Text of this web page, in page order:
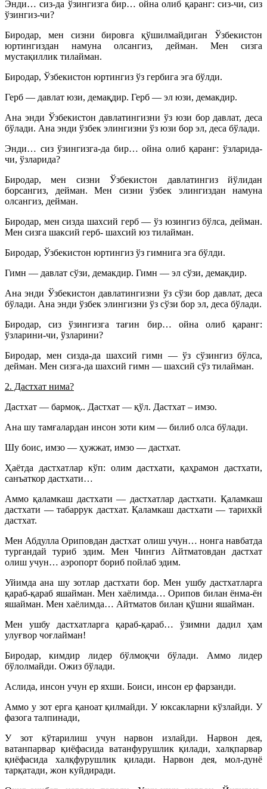
Энди… сиз-да ўзингизга бир… ойна олиб қаранг: сиз-чи, сиз
ўзингиз-чи?
Биродар, мен сизни бировга қўшилмайдиган Ўзбекистон
юртингиздан намуна олсангиз, дейман. Мен сизга
мустақиллик тилайман.
Биродар, Ўзбекистон юртингиз ўз гербига эга бўлди.
Герб — давлат юзи, демақдир. Герб — эл юзи, демакдир.
Ана энди Ўзбекистон давлатингизни ўз юзи бор давлат, деса
бўлади. Ана энди ўзбек элингизни ўз юзи бор эл, деса бўлади.
Энди… сиз ўзингизга-да бир… ойна олиб қаранг: ўзларида-
чи, ўзларида?
Биродар, мен сизни Ўзбекистон давлатингиз йўлидан
борсангиз, дейман. Мен сизни ўзбек элингиздан намуна
олсангиз, дейман.
Биродар, мен сизда шахсий герб — ўз юзингиз бўлса, дейман.
Мен сизга шаксий герб- шахсий юз тилайман.
Биродар, Ўзбекистон юртингиз ўз гимнига эга бўлди.
Гимн — давлат сўзи, демакдир. Гимн — эл сўзи, демакдир.
Ана энди Ўзбекистон давлатингизни ўз сўзи бор давлат, деса
бўлади. Ана энди ўзбек элингизни ўз сўзи бор эл, деса бўлади.
Биродар, сиз ўзингизга тағин бир… ойна олиб қаранг:
ўзларини-чи, ўзларини?
Биродар, мен сизда-да шахсий гимн — ўз сўзингиз бўлса,
дейман. Мен сизга-да шахсий гимн — шахсий сўз тилайман.
2. Дастхат нима?
Дастхат — бармоқ.. Дастхат — қўл. Дастхат – имзо.
Ана шу тамғалардан инсон зоти ким — билиб олса бўлади.
Шу боис, имзо — ҳужжат, имзо — дастхат.
Ҳаётда дастхатлар кўп: олим дастхати, қаҳрамон дастхати,
санъаткор дастхати…
Аммо қаламкаш дастхати — дастхатлар дастхати. Қаламкаш
дастхати — табаррук дастхат. Қаламкаш дастхати — тарихкй
дастхат.
Мен Абдулла Ориповдан дастхат олиш учун… нонга навбатда
тургандай туриб эдим. Мен Чингиз Айтматовдан дастхат
олиш учун… аэропорт бориб пойлаб эдим.
Уйимда ана шу зотлар дастхати бор. Мен ушбу дастхатларга
қараб-қараб яшайман. Мен хаёлимда… Орипов билан ёнма-ён
яшайман. Мен хаёлимда… Айтматов билан қўшни яшайман.
Мен ушбу дастхатларга қараб-қараб… ўзимни дадил ҳам
улуғвор чоғлайман!
Биродар, кимдир лидер бўлмоқчи бўлади. Аммо лидер
бўлолмайди. Ожиз бўлади.
Аслида, инсон учун ер яхши. Боиси, инсон ер фарзанди.
Аммо у зот ерга қаноат қилмайди. У юксакларни кўзлайди. У
фазога талпинади,
У зот кўтарилиш учун нарвон излайди. Нарвон дея,
ватанпарвар қиёфасида ватанфурушлик қилади, халқпарвар
қиёфасида халқфурушлик қилади. Нарвон дея, мол-дунё
тарқатади, жон куйдиради.